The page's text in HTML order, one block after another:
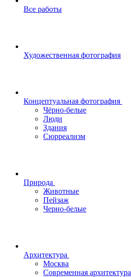
Все работы
Художественная фотография
Концептуальная фотография
Чёрно-белые
Люди
Здания
Сюрреализм
Природа
Животные
Пейзаж
Черно-белые
Архитектура
Москва
Современная архитектура